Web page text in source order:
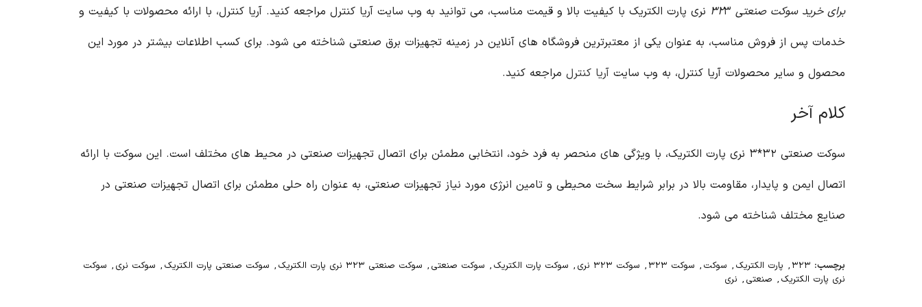
برای خرید سوکت صنعتی ۳۲
۳ نری پارت الکتریک با کیفیت بالا و قیمت مناسب، می توانید به وب سایت آریا کنترل مراجعه کنید. آریا کنترل، با ارائه محصولات با کیفیت و
خدمات پس از فروش مناسب، به عنوان یکی از معتبرترین فروشگاه های آنلاین در زمینه تجهیزات برق صنعتی شناخته می شود. برای کسب اطلاعات بیشتر در مورد این
محصول و سایر محصولات آریا کنترل، به وب سایت آریا کنترل مراجعه کنید.
کلام آخر
سوکت صنعتی ۳۲*۳ نری پارت الکتریک، با ویژگی های منحصر به فرد خود، انتخابی مطمئن برای اتصال تجهیزات صنعتی در محیط های مختلف است. این سوکت با ارائه
اتصال ایمن و پایدار، مقاومت بالا در برابر شرایط سخت محیطی و تامین انرژی مورد نیاز تجهیزات صنعتی، به عنوان راه حلی مطمئن برای اتصال تجهیزات صنعتی در
صنایع مختلف شناخته می شود.
برچسب: ۳۲۳ , پارت الکتریک , سوکت , سوکت ۳۲۳ , سوکت ۳۲۳ نری , سوکت پارت الکتریک , سوکت صنعتی , سوکت صنعتی ۳۲۳ نری پارت الکتریک , سوکت صنعتی پارت الکتریک , سوکت نری , سوکت
نری پارت الکتریک , صنعتی , نری